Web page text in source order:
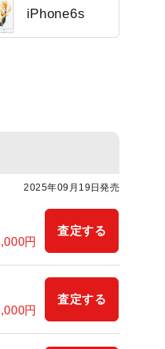
iPhone6s
2025年09月19日発売
円
査定する
円
査定する